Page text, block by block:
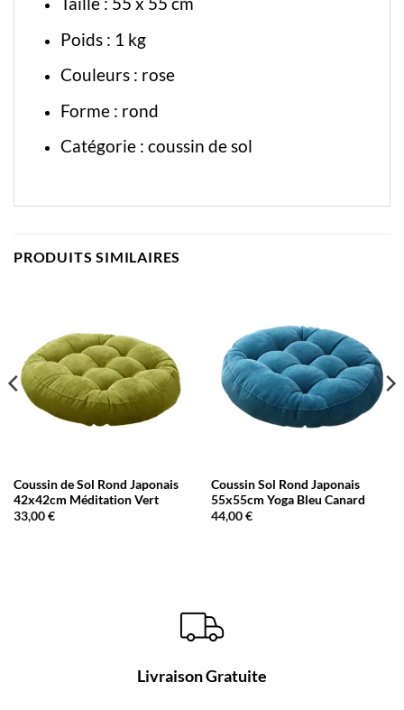
Poids : 1 kg
Couleurs : rose
Forme : rond
Catégorie : coussin de sol
PRODUITS SIMILAIRES
Coussin de Sol Rond Japonais
42x42cm Méditation Vert
33,00€
Coussin Sol Rond Japonais
55x55cm Yoga Bleu Canard
44,00€
Livraison Gratuite